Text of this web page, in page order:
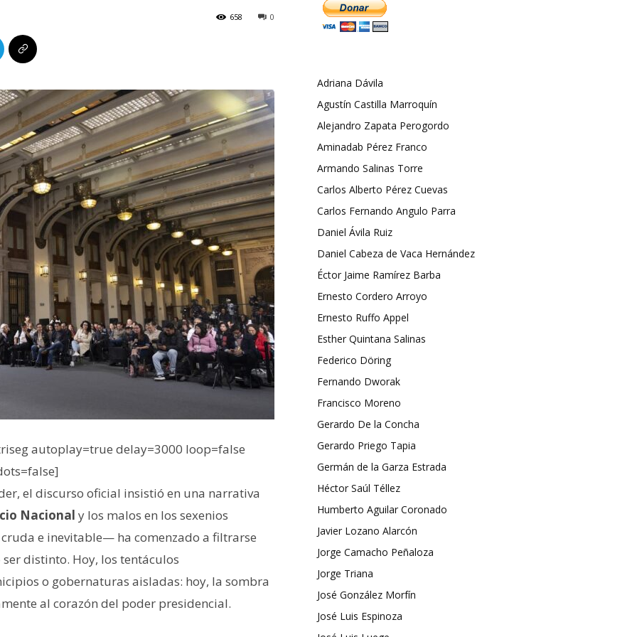
0
658
autoplay=true delay=3000 loop=false
el discurso oficial insistió en una narrativa
Nacional y los malos en los sexenios
e inevitable— ha comenzado a filtrarse
distinto. Hoy, los tentáculos
o gobernaturas aisladas: hoy, la sombra
al corazón del poder presidencial.
Adriana Dávila
Agustín Castilla Marroquín
Alejandro Zapata Perogordo
Aminadab Pérez Franco
Armando Salinas Torre
Carlos Alberto Pérez Cuevas
Carlos Fernando Angulo Parra
Daniel Ávila Ruiz
Daniel Cabeza de Vaca Hernández
Éctor Jaime Ramírez Barba
Ernesto Cordero Arroyo
Ernesto Ruffo Appel
Esther Quintana Salinas
Federico Döring
Fernando Dworak
Francisco Moreno
Gerardo De la Concha
Gerardo Priego Tapia
Germán de la Garza Estrada
Héctor Saúl Téllez
Humberto Aguilar Coronado
Javier Lozano Alarcón
Jorge Camacho Peñaloza
Jorge Triana
José González Morfín
José Luis Espinoza